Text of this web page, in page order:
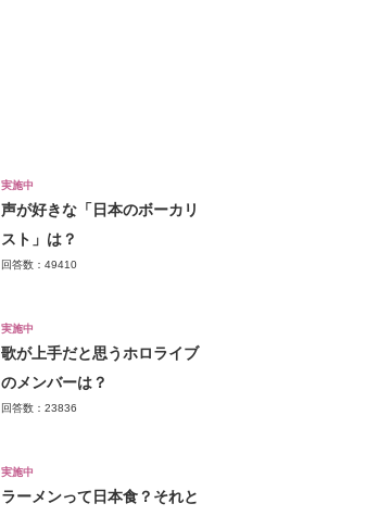
実施中
声が好きな「日本のボーカリ
スト」は？
回答数：49410
実施中
歌が上手だと思うホロライブ
のメンバーは？
回答数：23836
実施中
ラーメンって日本食？それと